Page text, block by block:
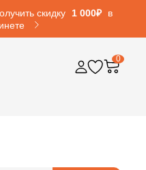
скидку 1 000₽
в
0